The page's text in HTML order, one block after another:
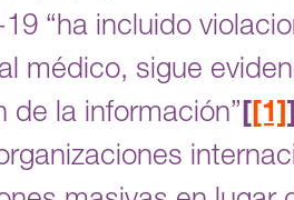
19 “ha incluido
médico, sigue
de la información”
[1]